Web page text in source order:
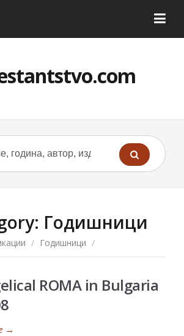
Годишници
/ Годишници /
ROMA in Bulgaria
→